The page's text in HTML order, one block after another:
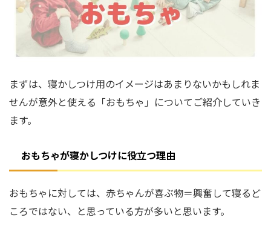
まずは、寝かしつけ用のイメージはあまりないかもしれま
せんが意外と使える「おもちゃ」についてご紹介していき
ます。
おもちゃが寝かしつけに役立つ理由
おもちゃに対しては、赤ちゃんが喜ぶ物＝興奮して寝るど
ころではない、と思っている方が多いと思います。